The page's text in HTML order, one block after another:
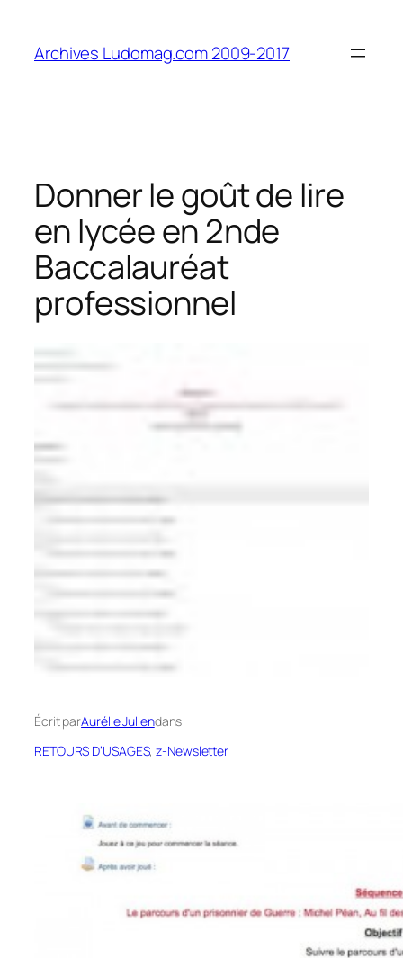
contenu
Archives Ludomag.com 2009-2017
Donner le goût de lire
en lycée en 2nde
Baccalauréat
professionnel
Écrit parAurélie Juliendans
RETOURS D’USAGES, z-Newsletter